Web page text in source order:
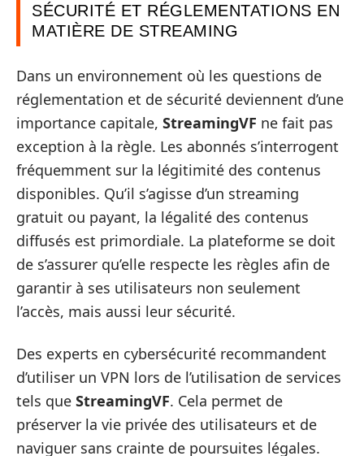
SÉCURITÉ ET RÉGLEMENTATIONS EN
MATIÈRE DE STREAMING
Dans un environnement où les questions de
réglementation et de sécurité deviennent d’une
importance capitale, StreamingVF ne fait pas
exception à la règle. Les abonnés s’interrogent
fréquemment sur la légitimité des contenus
disponibles. Qu’il s’agisse d’un streaming
gratuit ou payant, la légalité des contenus
diffusés est primordiale. La plateforme se doit
de s’assurer qu’elle respecte les règles afin de
garantir à ses utilisateurs non seulement
l’accès, mais aussi leur sécurité.
Des experts en cybersécurité recommandent
d’utiliser un VPN lors de l’utilisation de services
tels que StreamingVF. Cela permet de
préserver la vie privée des utilisateurs et de
naviguer sans crainte de poursuites légales.